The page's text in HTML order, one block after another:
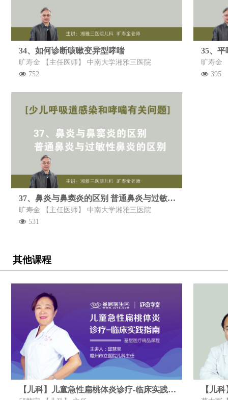
34、如何诊断咳嗽变异型哮喘
旷寿金 【主任医师】 中南大学湘雅三医院
752
35、平
旷寿金
395
37、鼻炎与鼻窦炎的区别 普通鼻炎与过敏性鼻炎的区别
旷寿金 【主任医师】 中南大学湘雅三医院
531
其他课程
【儿科】儿童急性扁桃体炎诊疗-临床实践指南 【儿